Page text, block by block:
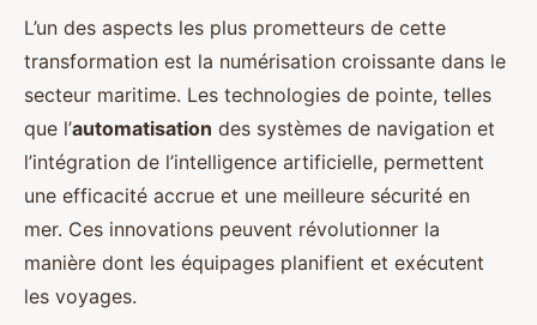
L’un des aspects les plus prometteurs de cette
transformation est la numérisation croissante dans le
secteur maritime. Les technologies de pointe, telles
que l’automatisation des systèmes de navigation et
l’intégration de l’intelligence artificielle, permettent
une efficacité accrue et une meilleure sécurité en
mer. Ces innovations peuvent révolutionner la
manière dont les équipages planifient et exécutent
les voyages.